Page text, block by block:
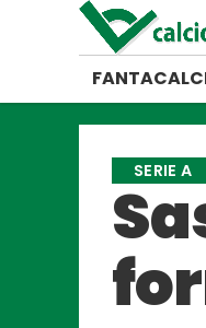
SERIE A